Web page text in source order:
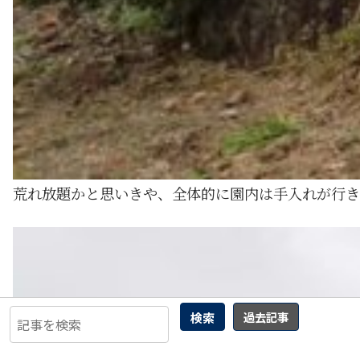
検索 過去記事
荒れ放題かと思いきや、全体的に園内は手入れが行